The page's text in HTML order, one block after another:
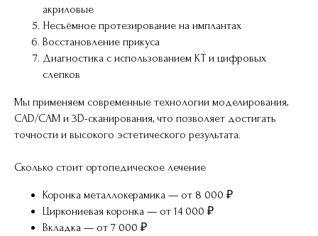
акриловые
Несъёмное протезирование на имплантах
Восстановление прикуса
Диагностика с использованием КТ и цифровых
слепков
Мы применяем современные технологии моделирования,
CAD/CAM и 3D-сканирования, что позволяет достигать
точности и высокого эстетического результата.
Сколько стоит ортопедическое лечение
Коронка металлокерамика — от 8 000 ₽
Циркониевая коронка — от 14 000 ₽
Вкладка — от 7 000 ₽